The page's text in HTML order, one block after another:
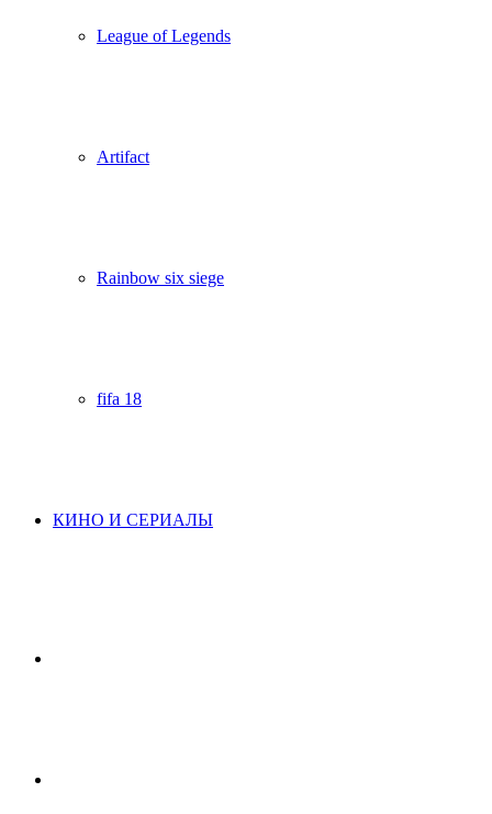
League of Legends
Artifact
Rainbow six siege
fifa 18
КИНО И СЕРИАЛЫ